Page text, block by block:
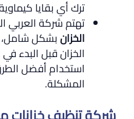
ترك أي بقايا
تهتم شركة العربي
الخزانبشكل شامل،
الخزان قبل البدء
استخدام أفضل
المشكلة.